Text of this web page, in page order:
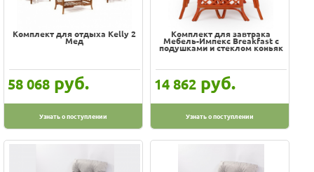
Производитель
Green Glade
Kelly
Комплект для отдыха Kelly 2
Мед
58 068 руб.
Узнать о поступлении
Комплект для завтрака
Мебель-Импекс Breakfast с
подушками и стеклом коньяк
14 862 руб.
Узнать о поступлении